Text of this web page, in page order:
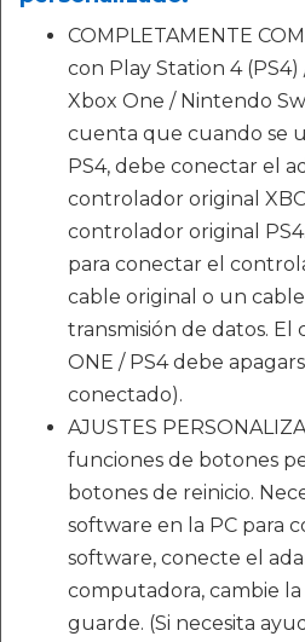
COMPLETAMENTE
con Play Station 4
Xbox One / Nintendo
cuenta que cuando se
PS4, debe conectar el
controlador original
controlador original
para conectar el
cable original o un
transmisión de datos. El
ONE / PS4 debe
conectado).
AJUSTES
funciones de botones
botones de reinicio.
software en la PC para
software, conecte el
computadora, cambie
guarde. (Si necesita